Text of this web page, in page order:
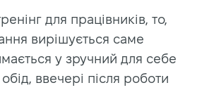
для працівників, то,
вирішується саме
у зручний для себе
ввечері після роботи